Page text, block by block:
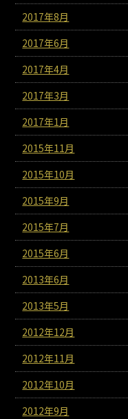
2017年8月
2017年6月
2017年4月
2017年3月
2017年1月
2015年11月
2015年10月
2015年9月
2015年7月
2015年6月
2013年6月
2013年5月
2012年12月
2012年11月
2012年10月
2012年9月